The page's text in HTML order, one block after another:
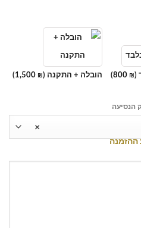
(
800 ₪
) הובלה + התקנה ( 1,500 ₪
)
הנסיעה
×
ההזמנה